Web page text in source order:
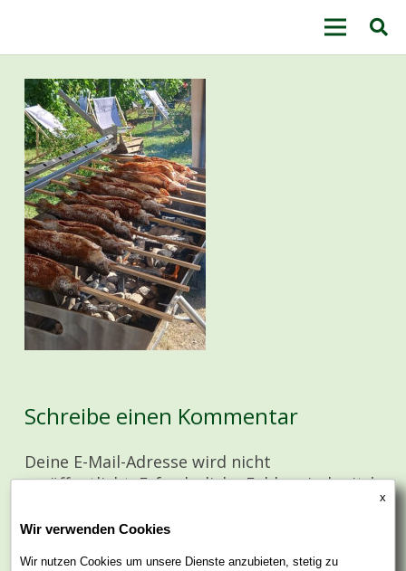
Schreibe einen Kommentar
Deine E-Mail-Adresse wird nicht
veröffentlicht. Erforderliche Felder sind mit*